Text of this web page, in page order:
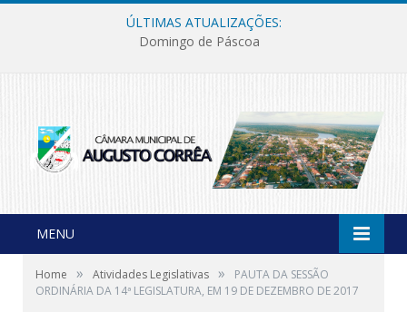
ÚLTIMAS ATUALIZAÇÕES:
Domingo de Páscoa
MENU
Home » Atividades Legislativas »
PAUTA DA SESSÃO
ORDINÁRIA DA 14ª LEGISLATURA, EM 19 DE DEZEMBRO DE 2017